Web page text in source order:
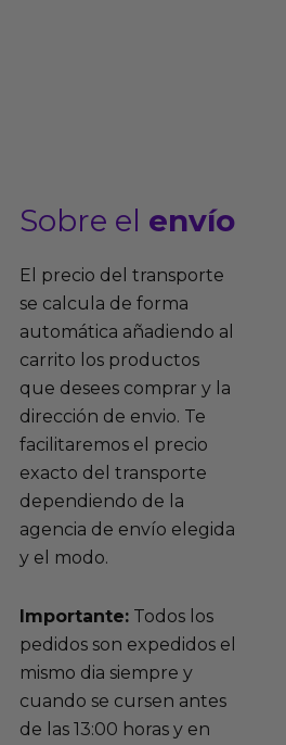
Sobre el envío
El precio del transporte
se calcula de forma
automática añadiendo al
carrito los productos
que desees comprar y la
dirección de envio. Te
facilitaremos el precio
exacto del transporte
dependiendo de la
agencia de envío elegida
y el modo.
Importante:Todos los
pedidos son expedidos el
mismo dia siempre y
cuando se cursen antes
de las 13:00 horas y en